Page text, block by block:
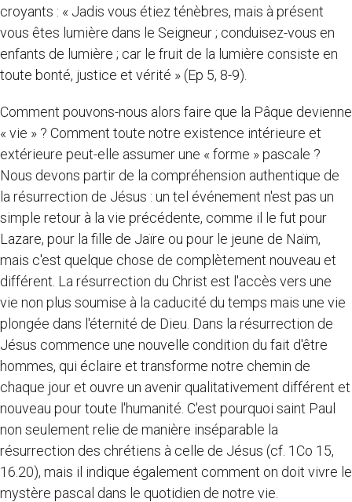
croyants : « Jadis vous étiez ténèbres, mais à présent
vous êtes lumière dans le Seigneur ; conduisez-vous en
enfants de lumière ; car le fruit de la lumière consiste en
toute bonté, justice et vérité » (Ep 5, 8-9).
Comment pouvons-nous alors faire que la Pâque devienne
« vie » ? Comment toute notre existence intérieure et
extérieure peut-elle assumer une « forme » pascale ?
Nous devons partir de la compréhension authentique de
la résurrection de Jésus : un tel événement n'est pas un
simple retour à la vie précédente, comme il le fut pour
Lazare, pour la fille de Jaïre ou pour le jeune de Naïm,
mais c'est quelque chose de complètement nouveau et
différent. La résurrection du Christ est l'accès vers une
vie non plus soumise à la caducité du temps mais une vie
plongée dans l'éternité de Dieu. Dans la résurrection de
Jésus commence une nouvelle condition du fait d'être
hommes, qui éclaire et transforme notre chemin de
chaque jour et ouvre un avenir qualitativement différent et
nouveau pour toute l'humanité. C'est pourquoi saint Paul
non seulement relie de manière inséparable la
résurrection des chrétiens à celle de Jésus (cf. 1Co 15,
16.20), mais il indique également comment on doit vivre le
mystère pascal dans le quotidien de notre vie.